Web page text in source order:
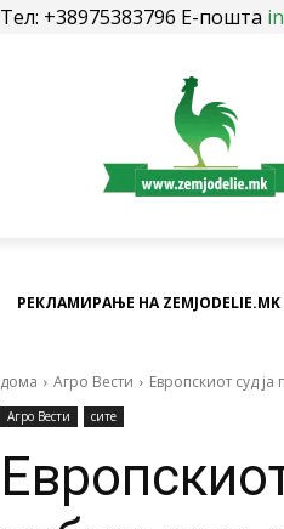
Тел: +38975383796 Е-пошта
РЕКЛАМИРАЊЕ НА ZEMJODELIE.MK
дома Агро Вести Европскиот суд
Агро Вести сите